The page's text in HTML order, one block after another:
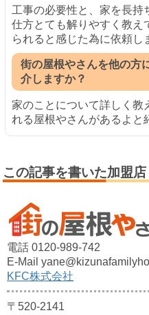
工事の必要性と、家を長持
仕方とても解りやすく教え
られると感じた為に依頼し
街の屋根やさんを他の方
介しますか？
家のことについて詳しく教
れる屋根やさんがあるよと
この記事を書いた加盟店
電話 0120-989-742
E-Mail
KFC株式会社
〒520-2141